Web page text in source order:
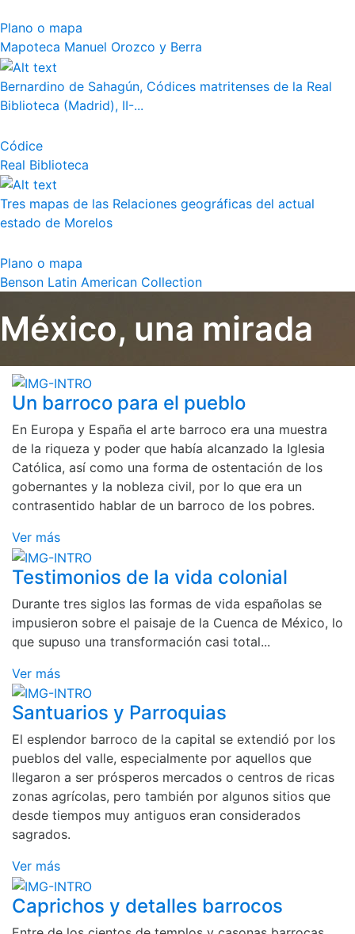
Plano o mapa
Mapoteca Manuel Orozco y Berra
Bernardino de Sahagún, Códices matritenses de la Real
Biblioteca (Madrid), II-...
Códice
Real Biblioteca
Tres mapas de las Relaciones geográficas del actual
estado de Morelos
Plano o mapa
Benson Latin American Collection
México, una mirada
Un barroco para el pueblo
En Europa y España el arte barroco era una muestra
de la riqueza y poder que había alcanzado la Iglesia
Católica, así como una forma de ostentación de los
gobernantes y la nobleza civil, por lo que era un
contrasentido hablar de un barroco de los pobres.
Ver más
Testimonios de la vida colonial
Durante tres siglos las formas de vida españolas se
impusieron sobre el paisaje de la Cuenca de México, lo
que supuso una transformación casi total...
Ver más
Santuarios y Parroquias
El esplendor barroco de la capital se extendió por los
pueblos del valle, especialmente por aquellos que
llegaron a ser prósperos mercados o centros de ricas
zonas agrícolas, pero también por algunos sitios que
desde tiempos muy antiguos eran considerados
sagrados.
Ver más
Caprichos y detalles barrocos